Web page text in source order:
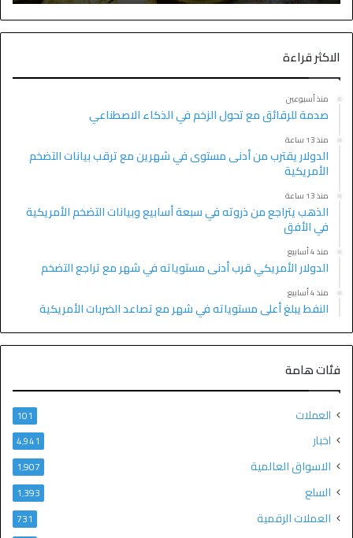
الاكثر قراءة
منذ أسبوعين
صدمة للرقائق مع تحول الزخم في الذكاء الاصطناعي
منذ 13 ساعة
الدولار يقترب من أدنى مستوى في شهرين مع ترقب بيانات التضخم
الأمريكية
منذ 13 ساعة
الذهب يتراجع من ذروته في سبعة أسابيع وبيانات التضخم الأمريكية
في الأفق
منذ 4 أسابيع
الدولار الأمريكي قرب أدنى مستوياته في شهر مع تراجع التضخم
منذ 4 أسابيع
النفط يبلغ أعلى مستوياته في شهر مع تصاعد الضربات الأمريكية
فئات هامة
العملات 101
اخبار 4٬941
الاسواق العالمية 1٬907
السلع 1٬393
العملات الرقمية 731